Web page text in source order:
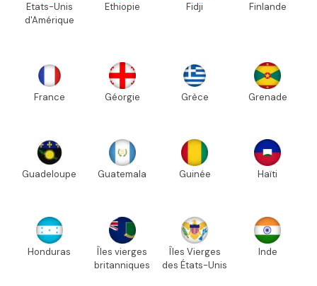
Etats-Unis
d'Amérique
Ethiopie Fidji Finlande
France Géorgie Grèce Grenade
Guadeloupe Guatemala Guinée Haïti
Honduras
Îles vierges
britanniques
Îles Vierges
des États-Unis
Inde